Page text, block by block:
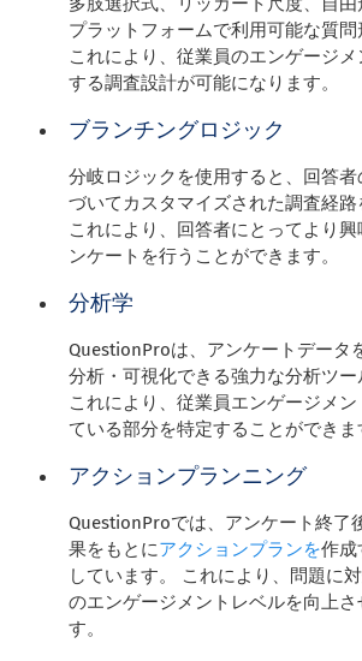
プラットフォームで利用可能な質問
これにより、従業員のエンゲージ
する調査設計が可能になります。
ブランチングロジック
分岐ロジックを使用すると、回答
づいてカスタマイズされた調査経路
これにより、回答者にとってより
ンケートを行うことができます。
分析学
QuestionProは、アンケートデータ
分析・可視化できる強力な分析ツー
これにより、従業員エンゲージメ
ている部分を特定することができま
アクションプランニング
QuestionProでは、アンケート終了
果をもとにアクションプランを作成
しています。 これにより、問題に
のエンゲージメントレベルを向上さ
す。